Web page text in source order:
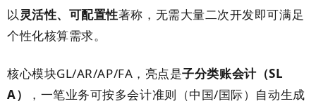
以 灵活性、可配置性著称，无需大量二次开发即可满足
个性化核算需求。
核心模块GL/AR/AP/FA，亮点是子分类账会计（SL
A）
，一笔业务可按多会计准则（中国/国际）自动生成